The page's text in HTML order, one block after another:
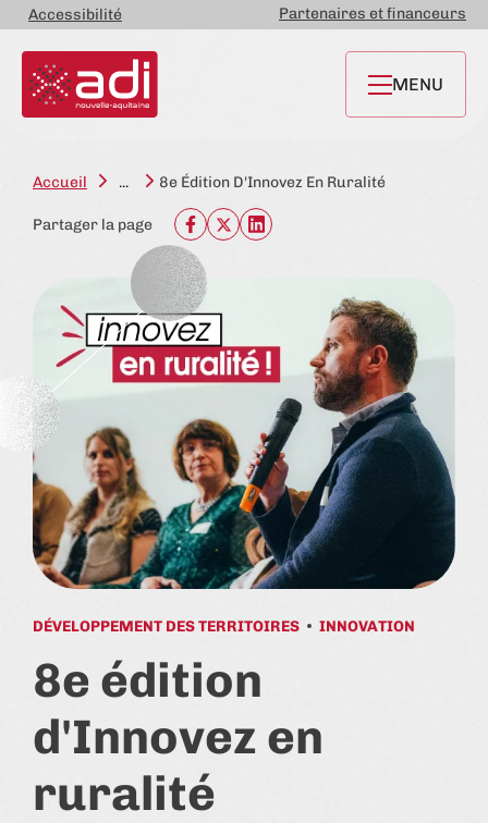
Accessibilité Partenaires et financeurs
MENU
Accueil ... 8e Édition D'Innovez En Ruralité
Partager la page
DÉVELOPPEMENT DES TERRITOIRES INNOVATION
8e édition
d'Innovez en
ruralité